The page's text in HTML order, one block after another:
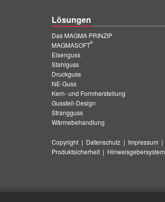
Lösungen
Das MAGMA PRINZIP
MAGMASOFT
®
Eisenguss
Stahlguss
Druckguss
NE-Guss
Kern- und Formherstellung
Gussteil-Design
Strangguss
Wärmebehandlung
Copyright | Datenschutz | Impressum |
Produktsicherheit | Hinweisgebersystem